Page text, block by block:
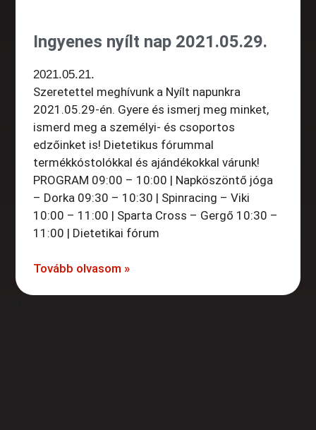
Ingyenes nyílt nap 2021.05.29.
2021.05.21.
Szeretettel meghívunk a Nyílt napunkra
2021.05.29-én. Gyere és ismerj meg minket,
ismerd meg a személyi- és csoportos
edzőinket is! Dietetikus fórummal
termékkóstolókkal és ajándékokkal várunk!
PROGRAM 09:00 – 10:00 | Napköszöntő jóga
– Dorka 09:30 – 10:30 | Spinracing – Viki
10:00 – 11:00 | Sparta Cross – Gergő 10:30 –
11:00 | Dietetikai fórum
Tovább olvasom »